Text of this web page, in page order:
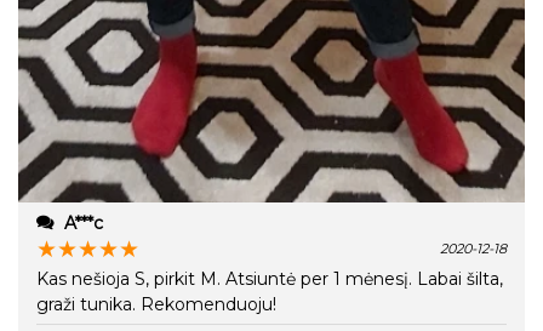
A***c
★★★★★ 2020-12-18
Kas nešioja S, pirkit M. Atsiuntė per 1 mėnesį. Labai šilta,
graži tunika. Rekomenduoju!